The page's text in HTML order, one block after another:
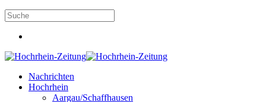
Nachrichten
Hochrhein
Aargau/Schaffhausen